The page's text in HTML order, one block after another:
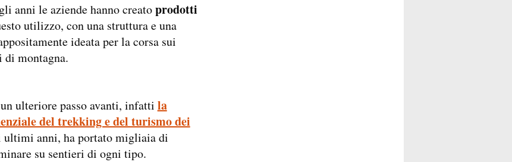
anni le aziende hanno creatoprodotti
utilizzo, con una struttura e una
ideata per la corsa sui
di montagna.
ulteriore passo avanti, infatti la
del trekking e del turismo dei
ultimi anni, ha portato migliaia di
su sentieri di ogni tipo.